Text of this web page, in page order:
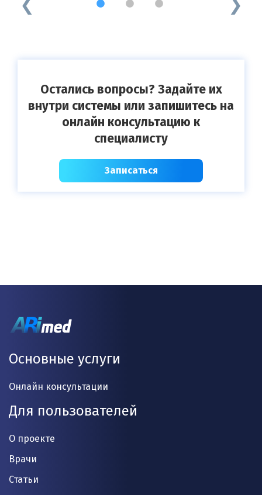
1 2 3
Остались вопросы? Задайте их
внутри системы или запишитесь на
онлайн консультацию к
специалисту
Записаться
Основные услуги
Онлайн консультации
Для пользователей
О проекте
Врачи
Статьи